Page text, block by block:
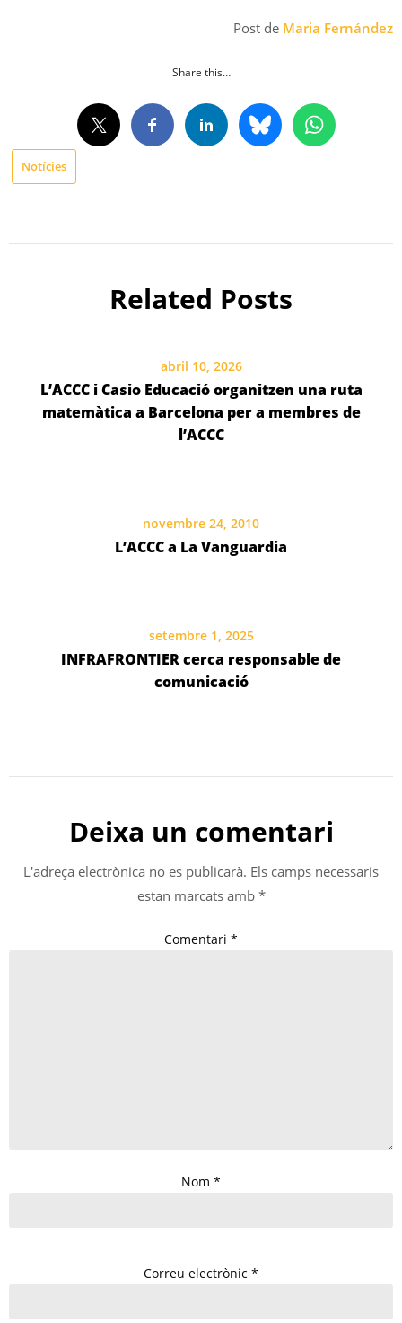
Post de Maria Fernández
Share this…
Notícies
Related Posts
abril 10, 2026
L’ACCC i Casio Educació organitzen una ruta
matemàtica a Barcelona per a membres de
l’ACCC
novembre 24, 2010
L’ACCC a La Vanguardia
setembre 1, 2025
INFRAFRONTIER cerca responsable de
comunicació
Deixa un comentari
L'adreça electrònica no es publicarà. Els camps necessaris
estan marcats amb *
Comentari *
Nom *
Correu electrònic *